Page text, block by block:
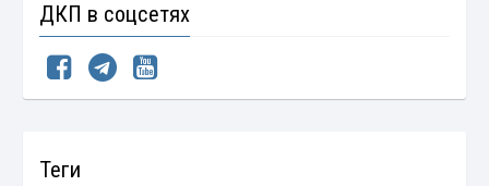
ДКП в соцсетях
Теги